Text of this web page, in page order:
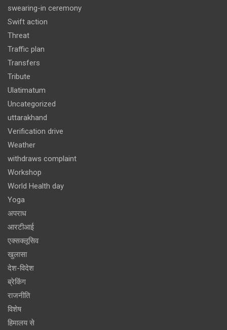
swearing-in ceremony
Swift action
Threat
Traffic plan
Transfers
Tribute
Ulatimatum
Uncategorized
uttarakhand
Verification drive
Weather
withdraws complaint
Workshop
World Health day
Yoga
अपराध
आरटीआई
एक्सक्लूसिव
खुलासा
देश-विदेश
ब्रेकिंग
राजनीति
विशेष
हिमालय से